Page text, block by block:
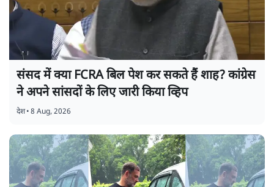
संसद में क्या FCRA बिल पेश कर सकते हैं शाह? कांग्रेस
ने अपने सांसदों के लिए जारी किया व्हिप
देश•8 Aug, 2026